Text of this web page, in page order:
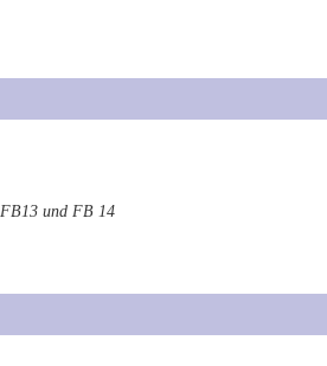
FB13 und FB 14